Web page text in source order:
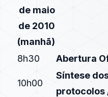
de maio
de 2010
(manhã)
8h30
Abertura
10h00
Síntese
protocolos